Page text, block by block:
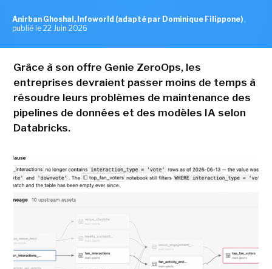
Anirban Ghoshal, Infoworld (adapté par Dominique Filippone) ,
publié le 22 Juin 2026
Grâce à son offre Genie ZeroOps, les
entreprises devraient passer moins de temps à
résoudre leurs problèmes de maintenance des
pipelines de données et des modèles IA selon
Databricks.